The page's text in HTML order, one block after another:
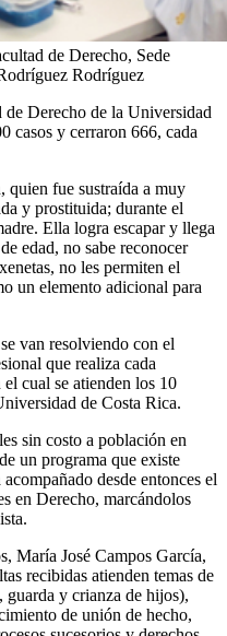
de Derecho, Sede
Rodríguez
de Derecho de la Universidad
casos y cerraron 666, cada
quien fue sustraída a muy
y prostituida; durante el
Ella logra escapar y llega
edad, no sabe reconocer
no les permiten el
un elemento adicional para
van resolviendo con el
que realiza cada
cual se atienden los 10
de Costa Rica.
sin costo a población en
un programa que existe
desde entonces el
en Derecho, marcándolos
María José Campos García,
recibidas atienden temas de
y crianza de hijos),
de unión de hecho,